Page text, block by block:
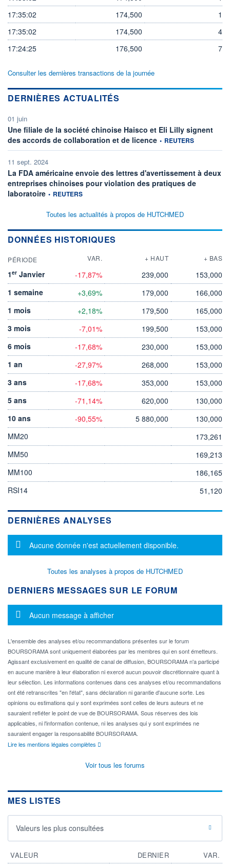
17:35:02
174,500
1
17:35:02
174,500
4
17:24:25
176,500 7
Consulter les dernières transactions de la journée
DERNIÈRES ACTUALITÉS
01 juin
Une filiale de la société chinoise Haisco et Eli Lilly signent
des accords de collaboration et de licence information fournie par
• REUTERS
11 sept. 2024
La FDA américaine envoie des lettres d'avertissement à deux
entreprises chinoises pour violation des pratiques de
laboratoire information fournie par
• REUTERS
Toutes les actualités à propos de HUTCHMED
DONNÉES HISTORIQUES
PÉRIODE VAR. + HAUT + BAS
1er Janvier -17,87% 239,000
153,000
1 semaine
+3,69% 179,000
166,000
1 mois
+2,18% 179,500
165,000
3 mois
-7,01% 199,500
153,000
6 mois
-17,68% 230,000
153,000
1 an
-27,97% 268,000
153,000
3 ans
-17,68% 353,000
153,000
5 ans
-71,14% 620,000
130,000
10 ans
-90,55% 5 880,000
130,000
MM20
173,261
MM50
169,213
MM100
186,165
RSI14
51,120
DERNIÈRES ANALYSES
Message d'information
Aucune donnée n'est actuellement disponible.
Toutes les analyses à propos de HUTCHMED
DERNIERS MESSAGES SUR LE FORUM
Message d'information
Aucun message à afficher
L'ensemble des analyses et/ou recommandations présentes sur le forum
BOURSORAMA sont uniquement élaborées par les membres qui en sont émetteurs.
Agissant exclusivement en qualité de canal de diffusion, BOURSORAMA n'a participé
en aucune manière à leur élaboration ni exercé aucun pouvoir discrétionnaire quant à
leur sélection. Les informations contenues dans ces analyses et/ou recommandations
ont été retranscrites "en l'état", sans déclaration ni garantie d'aucune sorte. Les
opinions ou estimations qui y sont exprimées sont celles de leurs auteurs et ne
sauraient refléter le point de vue de BOURSORAMA. Sous réserves des lois
applicables, ni l'information contenue, ni les analyses qui y sont exprimées ne
sauraient engager la responsabilité BOURSORAMA.
Lire les mentions légales complètes
Voir tous les forums
MES LISTES
Valeurs les plus consultées
VALEUR DERNIER
VAR.